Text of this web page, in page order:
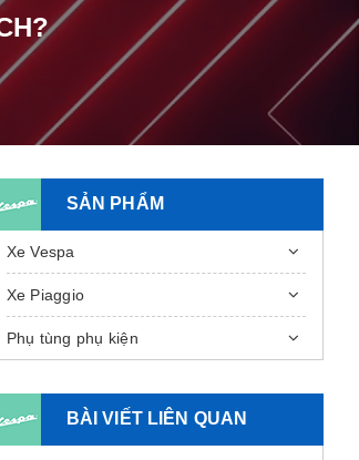
SẢN PHẨM
Xe Vespa
Xe Piaggio
Phụ tùng phụ kiện
BÀI VIẾT LIÊN QUAN